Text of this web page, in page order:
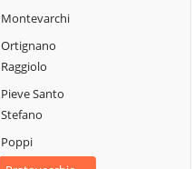
Montevarchi
Ortignano
Raggiolo
Pieve Santo
Stefano
Poppi